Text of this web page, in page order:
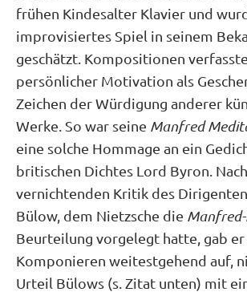
frühen Kindesalter Klavier und
improvisiertes Spiel in seinem
geschätzt. Kompositionen
persönlicher Motivation als
Zeichen der Würdigung anderer
Werke. So war seine Manfred
eine solche Hommage an ein
britischen Dichtes Lord Byron.
vernichtenden Kritik des
Bülow, dem Nietzsche die
Beurteilung vorgelegt hatte, gab er
Komponieren weitestgehend auf,
Urteil Bülows (s. Zitat unten) mit